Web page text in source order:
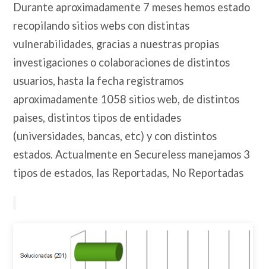
Durante aproximadamente 7 meses hemos estado
recopilando sitios webs con distintas
vulnerabilidades, gracias a nuestras propias
investigaciones o colaboraciones de distintos
usuarios, hasta la fecha registramos
aproximadamente 1058 sitios web, de distintos
paises, distintos tipos de entidades
(universidades, bancas, etc) y con distintos
estados. Actualmente en Secureless manejamos 3
tipos de estados, las Reportadas, No Reportadas